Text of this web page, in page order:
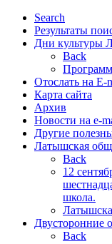
Search
Результаты
Дни культуры
Back
Отослать на E-
Карта сайта
Архив
Новости на e-
Другие
Латышская
Back
12
школа.
Двусторонние
Back